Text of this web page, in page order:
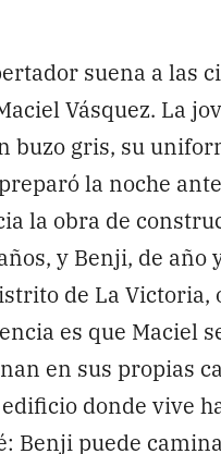
suena a las
Vásquez. La
buzo gris, su
la noche
la obra de
y Benji, de
de La
es que Maciel
en sus propias
donde vive
Benji puede